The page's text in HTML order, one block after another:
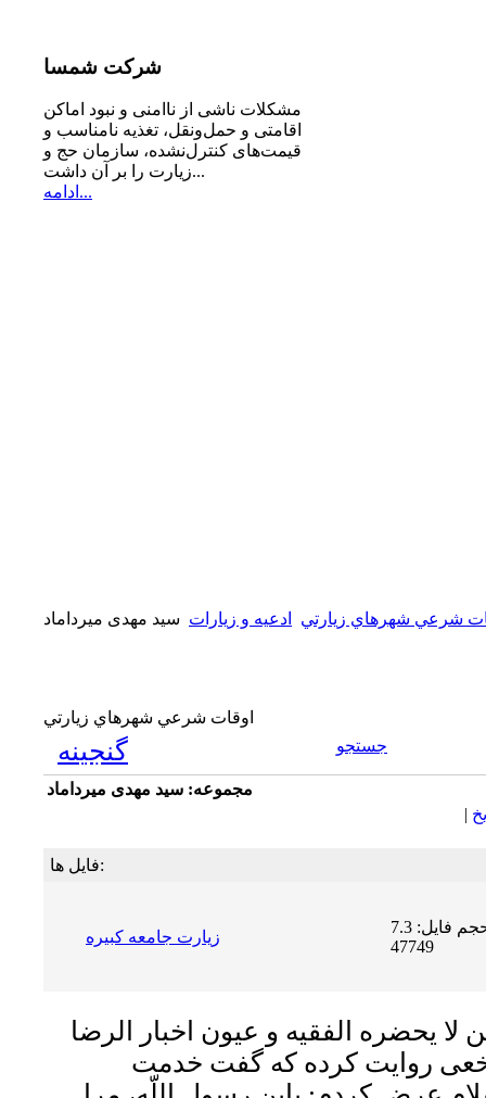
شرکت شمسا
مشكلات ناشی از ناامنی و نبود اماكن
اقامتی و حمل‌ونقل، تغذیه‌ نامناسب و
قیمت‌های كنترل‌نشده، سازمان حج و
زیارت را بر آن داشت...
ادامه...
شرعي شهرهاي زيارتي ادعیه و زیارات سید مهدی میرداماد
اوقات شرعي شهرهاي زيارتي
گنجینه جستجو
مجموعه: سید مهدی میرداماد
|
فایل ها:
زیارت جامعه کبیره
حجم فایل: 7.3 MB | دریافت ها:
47749
يحضره الفقيه و عيون اخبار الرضا
روايت كرده كه گفت‏ خدمت